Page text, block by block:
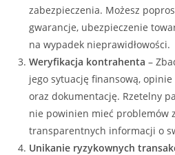
zabezpieczenia. Możesz
gwarancje, ubezpieczenie
na wypadek nieprawidłowości.
Weryfikacja kontrahenta –
jego sytuację finansową,
oraz dokumentację. Rzetelny
nie powinien mieć problemów
transparentnych informacji o
Unikanie ryzykownych